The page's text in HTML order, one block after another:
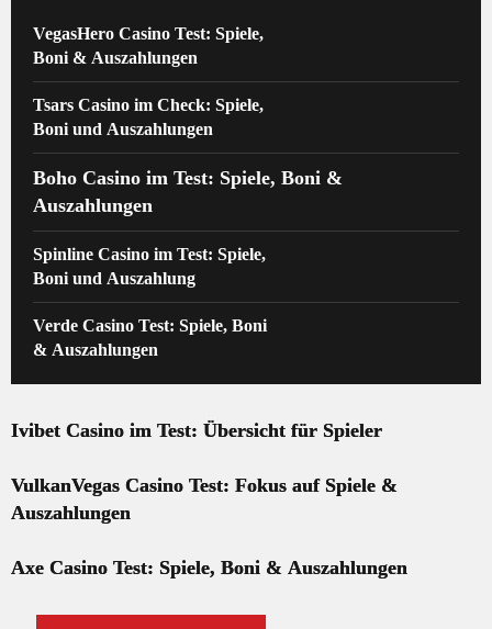
VegasHero Casino Test: Spiele,
Boni & Auszahlungen
Tsars Casino im Check: Spiele,
Boni und Auszahlungen
Boho Casino im Test: Spiele, Boni &
Auszahlungen
Spinline Casino im Test: Spiele,
Boni und Auszahlung
Verde Casino Test: Spiele, Boni
& Auszahlungen
Ivibet Casino im Test: Übersicht für Spieler
VulkanVegas Casino Test: Fokus auf Spiele &
Auszahlungen
Axe Casino Test: Spiele, Boni & Auszahlungen